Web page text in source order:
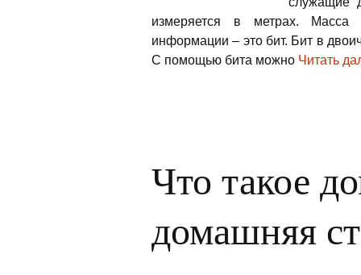
измеряется в метрах.
информации – это бит. Бит в
С помощью бита можно Читать
Что такое
домашняя